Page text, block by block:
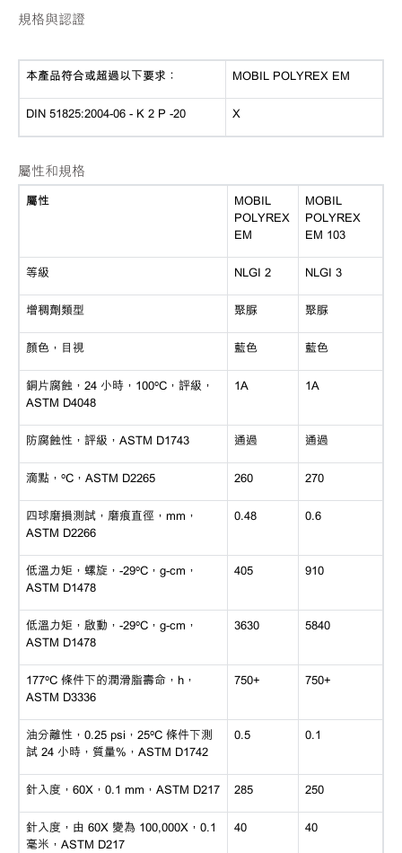
規格與認證
本產品符合或超過以下要求： MOBIL POLYREX EM
DIN 51825:2004-06 - K 2 P -20 X
屬性和規格
屬性
MOBIL
POLYREX
EM
MOBIL
POLYREX
EM 103
等級 NLGI 2 NLGI 3
增稠劑類型 聚脲 聚脲
顏色，目視 藍色 藍色
銅片腐蝕， 24 小時，100ºC，評級，
ASTM D4048
1A 1A
防腐蝕性，評級， ASTM D1743 通過 通過
滴點， ºC，ASTM D2265 260 270
四球磨損測試，磨痕直徑， mm，
ASTM D2266
0.48 0.6
低溫力矩，螺旋， -29ºC，g-cm，
ASTM D1478
405 910
低溫力矩，啟動， -29ºC，g-cm，
ASTM D1478
3630 5840
177ºC 條件下的潤滑脂壽命，h，
ASTM D3336
750+ 750+
油分離性， 0.25 psi，25ºC 條件下測
試 24 小時，質量%，ASTM D1742
0.5 0.1
針入度， 60X，0.1 mm，ASTM D217 285 250
針入度，由 60X 變為 100,000X，0.1
毫米，ASTM D217
40 40